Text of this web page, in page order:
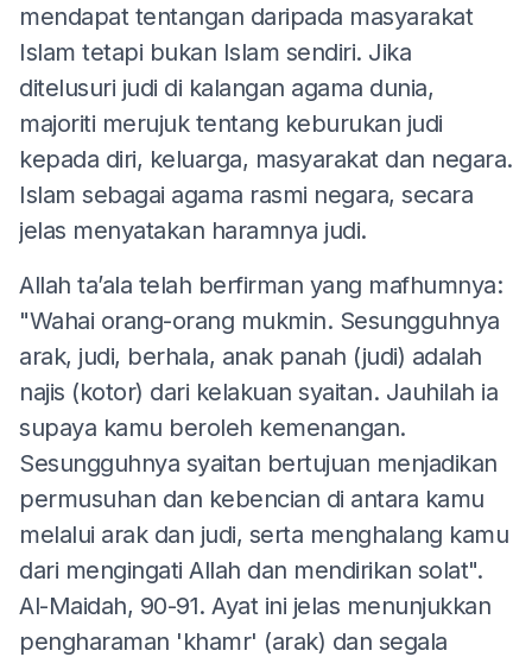
mendapat tentangan daripada masyarakat
Islam tetapi bukan Islam sendiri. Jika
ditelusuri judi di kalangan agama dunia,
majoriti merujuk tentang keburukan judi
kepada diri, keluarga, masyarakat dan negara.
Islam sebagai agama rasmi negara, secara
jelas menyatakan haramnya judi.
Allah ta’ala telah berfirman yang mafhumnya:
"Wahai orang-orang mukmin. Sesungguhnya
arak, judi, berhala, anak panah (judi) adalah
najis (kotor) dari kelakuan syaitan. Jauhilah ia
supaya kamu beroleh kemenangan.
Sesungguhnya syaitan bertujuan menjadikan
permusuhan dan kebencian di antara kamu
melalui arak dan judi, serta menghalang kamu
dari mengingati Allah dan mendirikan solat".
Al-Maidah, 90-91. Ayat ini jelas menunjukkan
pengharaman 'khamr' (arak) dan segala